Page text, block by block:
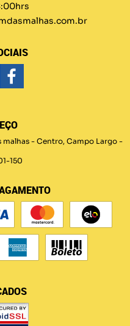
malhas - Centro, Campo Largo -
150